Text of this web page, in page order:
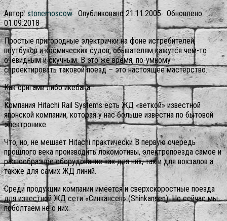
Автор: stonemoscow · Опубликовано21.11.2005· Обновлено
01.09.2018
Простые пригородные электрички на фоне истребителей,
ноутбуков и космических судов, обывателям кажутся чем-то
очевидным и скучным. В это же время, по-умному
спроектировать таковой поезд – это настоящее мастерство.
Как оригами либо икебана.
Компания Hitachi Rail Systems есть ЖД «веткой» известной
японской компании, которая у нас больше известна по бытовой
электронике.
Что, но, не мешает Hitachi практически В первую очередь
прошлого века производить локомотивы, электропоезда самое и
разнообразное оборудование как для них, так и для вокзалов а
также для самих ЖД линий.
Среди продукции компании имеется и сверхскоростные поезда
для известной ЖД сети «Синкансен» (Shinkansen). Но сейчас мы
поболтаем не о них.